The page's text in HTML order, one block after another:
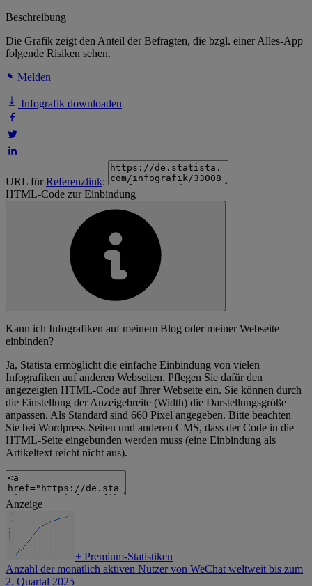
Beschreibung
Die Grafik zeigt den Anteil der Befragten, die bzgl. einer Alles-App
folgende Risiken sehen.
Melden
Infografik downloaden
URL fürReferenzlink:
HTML-Code zur Einbindung
Kann ich Infografiken auf meinem Blog oder meiner Webseite
einbinden?
Ja, Statista ermöglicht die einfache Einbindung von vielen
Infografiken auf anderen Webseiten. Pflegen Sie dafür den
angezeigten HTML-Code auf Ihrer Webseite ein. Sie können durch
die Einstellung der Anzeigebreite (Width) die Darstellungsgröße
anpassen. Als Standard sind 660 Pixel angegeben. Bitte beachten
Sie bei Wordpress-Seiten und anderen CMS, dass der Code in die
HTML-Seite eingebunden werden muss (eine Einbindung als
Artikeltext reicht nicht aus).
Anzeige
+ Premium-Statistiken
Anzahl der monatlich aktiven Nutzer von WeChat weltweit bis zum
2. Quartal 2025